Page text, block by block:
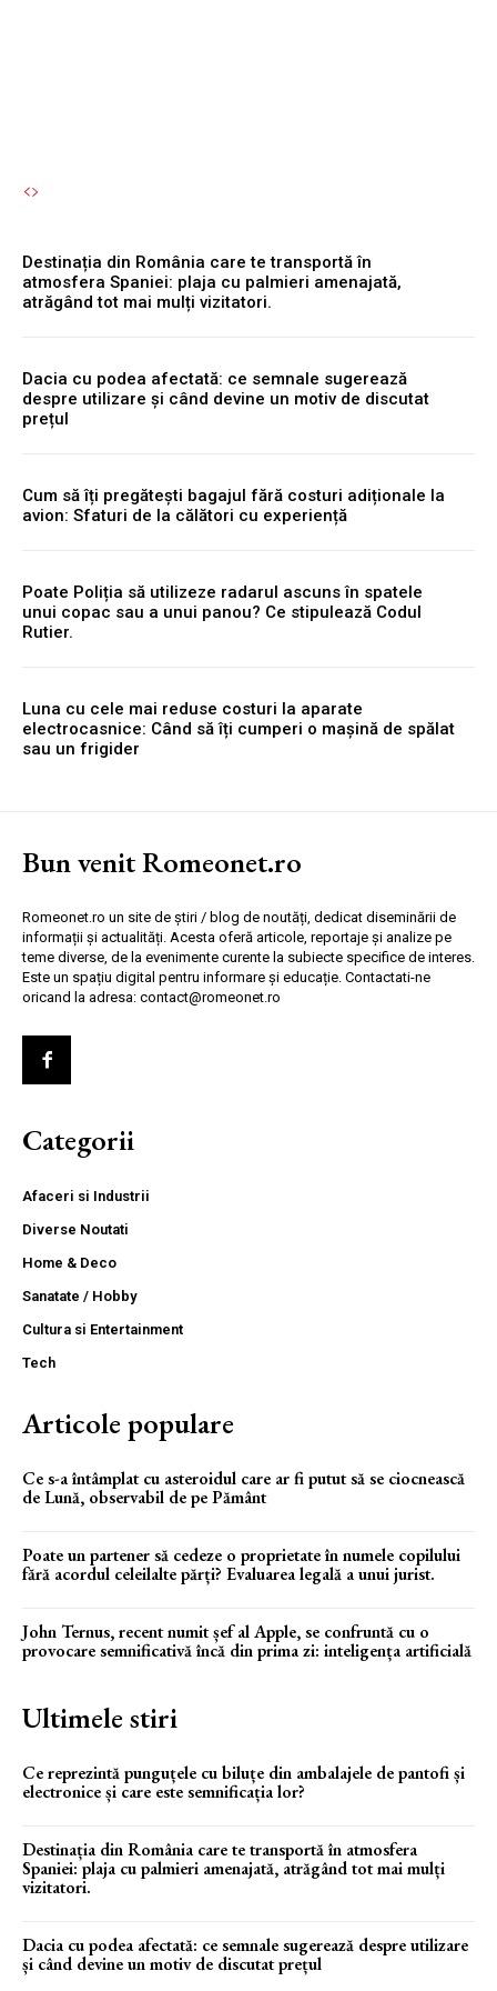
Destinația din România care te transportă în
atmosfera Spaniei: plaja cu palmieri amenajată,
atrăgând tot mai mulți vizitatori.
Dacia cu podea afectată: ce semnale sugerează
despre utilizare și când devine un motiv de discutat
prețul
Cum să îți pregătești bagajul fără costuri adiționale la
avion: Sfaturi de la călători cu experiență
Poate Poliția să utilizeze radarul ascuns în spatele
unui copac sau a unui panou? Ce stipulează Codul
Rutier.
Luna cu cele mai reduse costuri la aparate
electrocasnice: Când să îți cumperi o mașină de spălat
sau un frigider
Bun venit Romeonet.ro
Romeonet.ro un site de știri / blog de noutăți, dedicat diseminării de
informații și actualități. Acesta oferă articole, reportaje și analize pe
teme diverse, de la evenimente curente la subiecte specifice de interes.
Este un spațiu digital pentru informare și educație. Contactati-ne
oricand la adresa: contact@romeonet.ro
Categorii
Afaceri si Industrii
Diverse Noutati
Home & Deco
Sanatate / Hobby
Cultura si Entertainment
Tech
Articole populare
Ce s-a întâmplat cu asteroidul care ar fi putut să se ciocnească
de Lună, observabil de pe Pământ
Poate un partener să cedeze o proprietate în numele copilului
fără acordul celeilalte părți? Evaluarea legală a unui jurist.
John Ternus, recent numit șef al Apple, se confruntă cu o
provocare semnificativă încă din prima zi: inteligența artificială
Ultimele stiri
Ce reprezintă punguțele cu biluțe din ambalajele de pantofi și
electronice și care este semnificația lor?
Destinația din România care te transportă în atmosfera
Spaniei: plaja cu palmieri amenajată, atrăgând tot mai mulți
vizitatori.
Dacia cu podea afectată: ce semnale sugerează despre utilizare
și când devine un motiv de discutat prețul